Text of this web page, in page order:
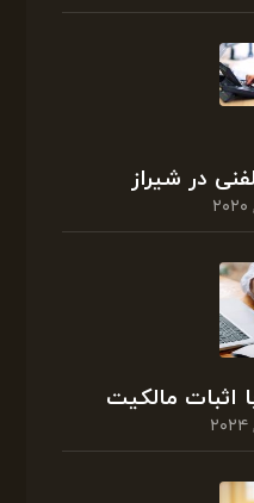
در شیراز
اثبات مالکیت